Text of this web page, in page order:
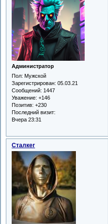
Администратор
Пол: Мужской
Зарегистрирован: 05.03.21
Сообщений: 1447
Уважение: +146
Позитив: +230
Последний визит:
Вчера 23:31
Сталкеr